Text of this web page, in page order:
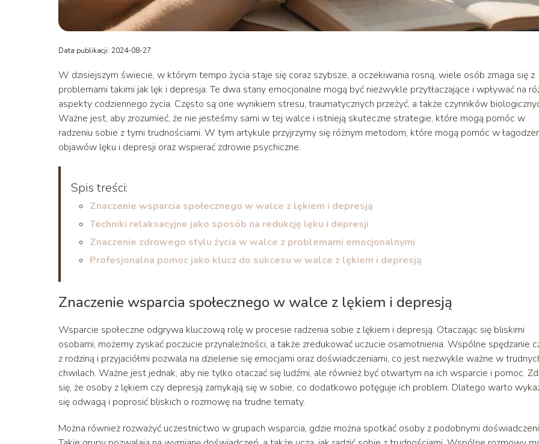
Data publikacji: 2024-08-27
W dzisiejszym świecie, w którym tempo życia staje się coraz szybsze, a oczekiwania rosną, wiele osób zmaga się z
problemami takimi jak lęk i depresja. Te dwa stany emocjonalne mogą być niezwykle przytłaczające i wpływać na
aspekty codziennego życia. Często są one wynikiem stresu, traumatycznych przeżyć, a także czynników
Ważne jest, aby zrozumieć, że nie jesteśmy sami w tej walce i istnieją skuteczne strategie, które mogą pomóc w
radzeniu sobie z tymi trudnościami. W tym artykule przyjrzymy się różnym metodom, które mogą pomóc w
objawów lęku i depresji oraz wspierać zdrowie psychiczne.
Spis treści:
Znaczenie wsparcia społecznego w walce z lękiem i depresją
Techniki relaksacyjne jako sposób na redukcję lęku i depresji
Znaczenie zdrowego stylu życia w walce z problemami emocjonalnymi
Profesjonalna pomoc jako klucz do sukcesu w walce z lękiem i depresją
Znaczenie wsparcia społecznego w walce z lękiem i depresją
Wsparcie społeczne odgrywa kluczową rolę w procesie radzenia sobie z lękiem i depresją. Otaczając się bliskimi
osobami, możemy zyskać poczucie przynależności, a także zredukować uczucie osamotnienia. Wspólne spędzanie
z rodziną i przyjaciółmi pozwala na dzielenie się emocjami oraz doświadczeniami, co jest niezwykle ważne w
chwilach. Ważne jest jednak, aby nie tylko otaczać się ludźmi, ale również być otwartym na ich wsparcie i pomoc.
się, że osoby z lękiem czy depresją zamykają się w sobie, co dodatkowo potęguje ich problem. Dlatego warto
się odwagą i poprosić bliskich o rozmowę na trudne tematy.
Można również rozważyć uczestnictwo w grupach wsparcia, gdzie można spotkać osoby z podobnymi